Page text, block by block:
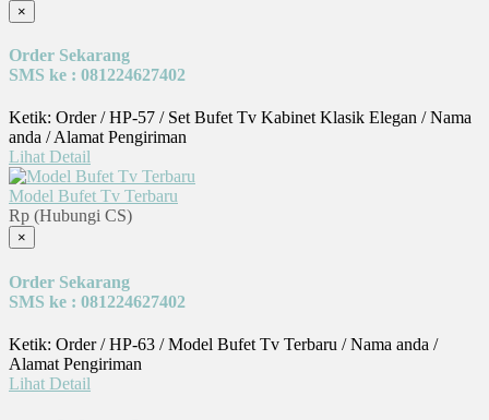
×
Order Sekarang
SMS ke : 081224627402
Ketik: Order / HP-57 / Set Bufet Tv Kabinet Klasik Elegan / Nama
anda / Alamat Pengiriman
Lihat Detail
Model Bufet Tv Terbaru
Rp (Hubungi CS)
×
Order Sekarang
SMS ke : 081224627402
Ketik: Order / HP-63 / Model Bufet Tv Terbaru / Nama anda /
Alamat Pengiriman
Lihat Detail